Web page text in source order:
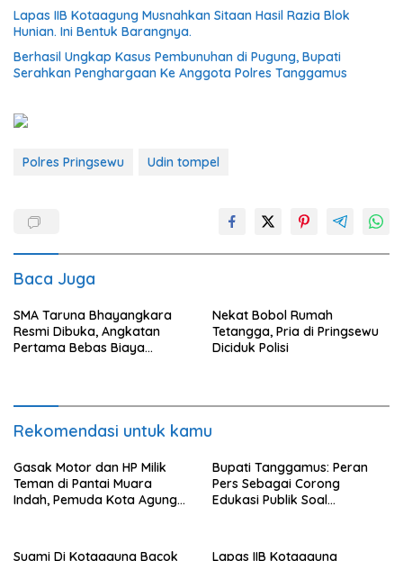
Lapas IIB Kotaagung Musnahkan Sitaan Hasil Razia Blok
Hunian. Ini Bentuk Barangnya.
Berhasil Ungkap Kasus Pembunuhan di Pugung, Bupati
Serahkan Penghargaan Ke Anggota Polres Tanggamus
Polres Pringsewu Udin tompel
Baca Juga
SMA Taruna Bhayangkara
Resmi Dibuka, Angkatan
Pertama Bebas Biaya
Nekat Bobol Rumah
Tetangga, Pria di Pringsewu
Diciduk Polisi
Rekomendasi untuk kamu
Gasak Motor dan HP Milik
Teman di Pantai Muara
Indah, Pemuda Kota Agung
Bupati Tanggamus: Peran
Pers Sebagai Corong
Edukasi Publik Soal
Suami Di Kotaagung Bacok Lapas IIB Kotaagung